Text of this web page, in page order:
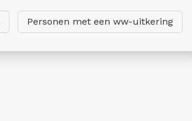
Personen met een ww-uitkering